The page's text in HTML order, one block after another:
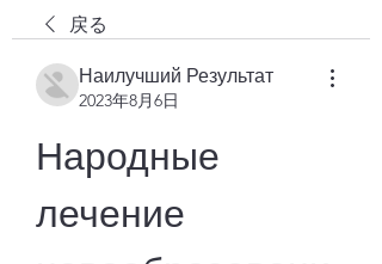
戻る
Наилучший Результат
2023年8月6日
Народные
лечение